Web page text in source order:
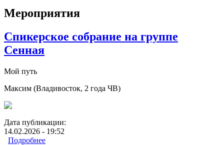
Мероприятия
Спикерское собрание на группе
Сенная
Мой путь
Максим (Владивосток, 2 года ЧВ)
Дата публикации:
14.02.2026 - 19:52
Подробнее